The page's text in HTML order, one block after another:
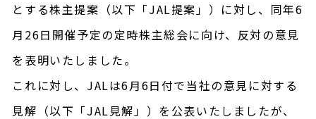
とする株主提案（以下「JAL提案」）に対し、同年6
月26日開催予定の定時株主総会に向け、反対の意見
を表明いたしました。
これに対し、JALは6月6日付で当社の意見に対する
見解（以下「JAL見解」）を公表いたしましたが、